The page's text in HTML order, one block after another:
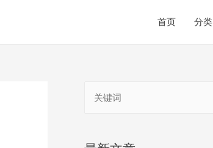
首页 分类